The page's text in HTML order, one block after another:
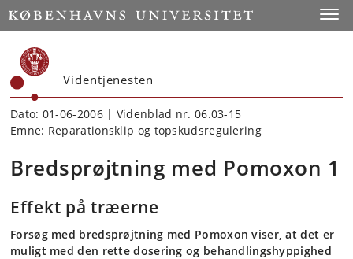
Start
Videntjenesten
Dato: 01-06-2006 | Videnblad nr. 06.03-15
Emne: Reparationsklip og topskudsregulering
Bredsprøjtning med Pomoxon 1
Effekt på træerne
Forsøg med bredsprøjtning med Pomoxon viser, at det er
muligt med den rette dosering og behandlingshyppighed